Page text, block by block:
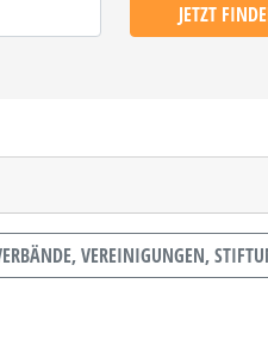
JETZT
VEREINIGUNGEN,